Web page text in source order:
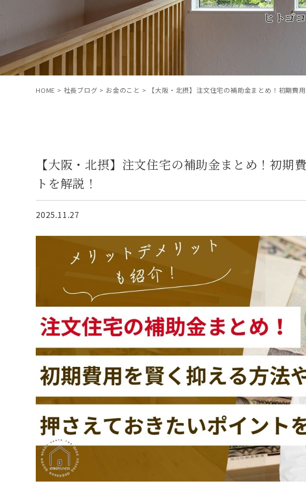
ヒトゴ
HOME > 社長ブログ > お金のこと > 【大阪・北摂】注文住宅の補助金まとめ！初期費
【大阪・北摂】注文住宅の補助金まとめ！初期
トを解説！
2025.11.27